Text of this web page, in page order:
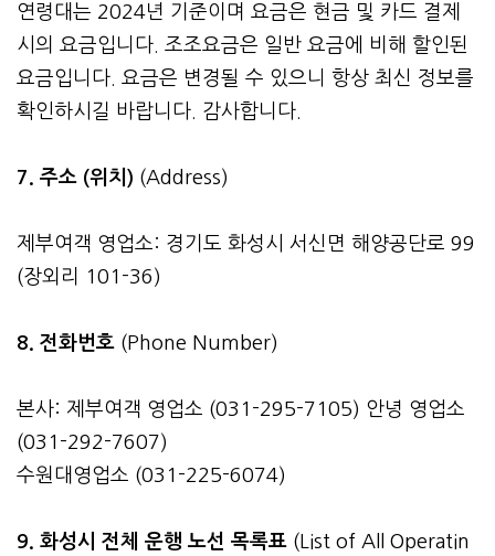
연령대는 2024년 기준이며 요금은 현금 및 카드 결제
시의 요금입니다. 조조요금은 일반 요금에 비해 할인된
요금입니다. 요금은 변경될 수 있으니 항상 최신 정보를
확인하시길 바랍니다. 감사합니다.
7. 주소 (위치) (Address)
제부여객 영업소: 경기도 화성시 서신면 해양공단로 99
(장외리 101-36)
8. 전화번호 (Phone Number)
본사: 제부여객 영업소 (031-295-7105) 안녕 영업소
(031-292-7607)
수원대영업소 (031-225-6074)
9. 화성시 전체 운행 노선 목록표 (List of All Operatin